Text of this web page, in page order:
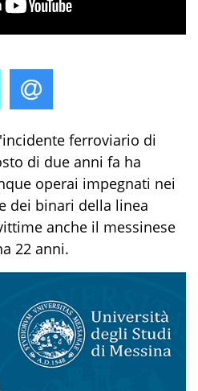
ferroviario di
di due anni fa ha
operai impegnati nei
dei binari della linea
anche il messinese
22 anni.